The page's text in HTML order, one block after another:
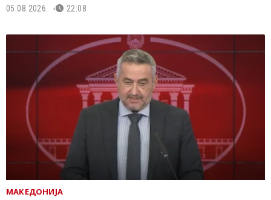
05.08.2026. 22:08
МАКЕДОНИЈА